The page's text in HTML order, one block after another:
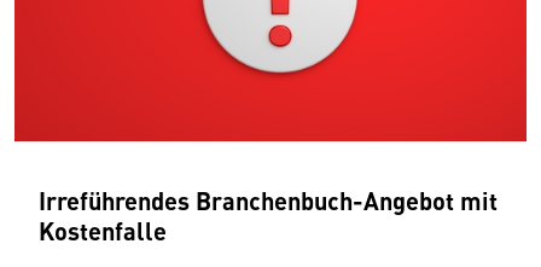
Irreführendes Branchenbuch-Angebot mit
Kostenfalle